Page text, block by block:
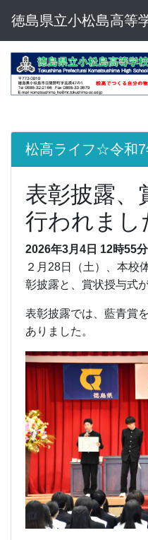
徳島県立小松島高等
松高ライフ☆令和7
表彰披露、
行われまし
2026年3月4日 12時55分
２月28日（土）、本校
彰披露と、賞状授与式
表彰披露では、藍青賞
ありました。